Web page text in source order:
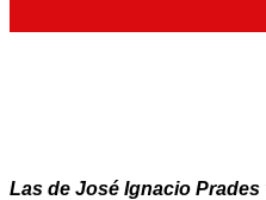
Las de José Ignacio